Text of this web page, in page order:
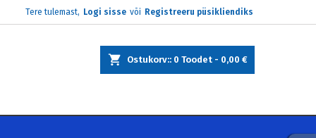
Tere tulemast, Logi sisse või Registreeru püsikliendiks
Ostukorv: 0 Toodet - 0,00 €